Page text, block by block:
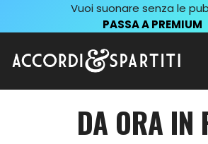
Vuoi suonare senza le
PASSA A PREMIUM
DA ORA IN